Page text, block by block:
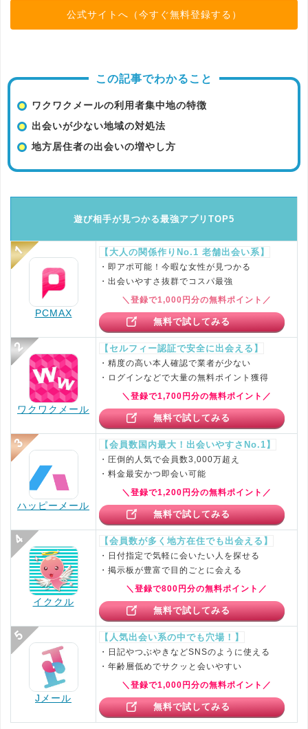
公式サイトへ（今すぐ無料登録する）
この記事でわかること
ワクワクメールの利用者集中地の特徴
出会いが少ない地域の対処法
地方居住者の出会いの増やし方
遊び相手が見つかる最強アプリTOP5
PCMAX
【大人の関係作りNo.1 老舗出会い系】
・即アポ可能！今暇な女性が見つかる
・出会いやすさ抜群でコスパ最強
＼登録で1,000円分の無料ポイント／
無料で試してみる
ワクワクメール
【セルフィー認証で安全に出会える】
・精度の高い本人確認で業者が少ない
・ログインなどで大量の無料ポイント獲得
＼登録で1,700円分の無料ポイント／
無料で試してみる
ハッピーメール
【会員数国内最大！出会いやすさNo.1】
・圧倒的人気で会員数3,000万超え
・料金最安かつ即会い可能
＼登録で1,200円分の無料ポイント／
無料で試してみる
イククル
【会員数が多く地方在住でも出会える】
・日付指定で気軽に会いたい人を探せる
・掲示板が豊富で目的ごとに会える
＼登録で800円分の無料ポイント／
無料で試してみる
Jメール
【人気出会い系の中でも穴場！】
・日記やつぶやきなどSNSのように使える
・年齢層低めでサクッと会いやすい
＼登録で1,000円分の無料ポイント／
無料で試してみる